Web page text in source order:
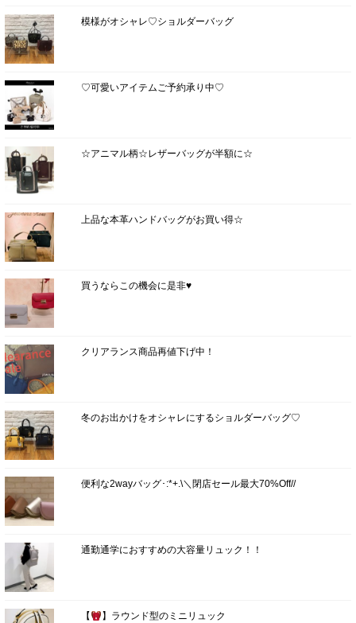
模様がオシャレ♡ショルダーバッグ
♡可愛いアイテムご予約承り中♡
☆アニマル柄☆レザーバッグが半額に☆
上品な本革ハンドバッグがお買い得☆
買うならこの機会に是非♥
クリアランス商品再値下げ中！
冬のお出かけをオシャレにするショルダーバッグ♡
便利な2wayバッグ･:*+.\＼閉店セール最大70%Off//
通勤通学におすすめの大容量リュック！！
【 】ラウンド型のミニリュック